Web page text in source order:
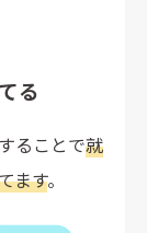
る
することで就
ます。